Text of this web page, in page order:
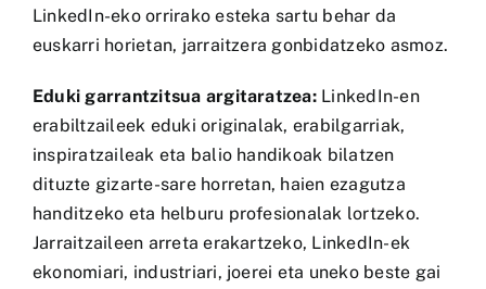
LinkedIn-eko orrirako esteka sartu behar da
euskarri horietan, jarraitzera gonbidatzeko asmoz.
Eduki garrantzitsua argitaratzea:LinkedIn-en
erabiltzaileek eduki originalak, erabilgarriak,
inspiratzaileak eta balio handikoak bilatzen
dituzte gizarte-sare horretan, haien ezagutza
handitzeko eta helburu profesionalak lortzeko.
Jarraitzaileen arreta erakartzeko, LinkedIn-ek
ekonomiari, industriari, joerei eta uneko beste gai